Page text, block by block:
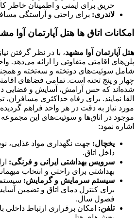
حریق برای ایمنی و اطمینان خاطر
لاندری: برای راحتی و آراستگی
امکانات اتاق ها هتل آپارتمان آوا
هتل آپارتمان آوا مشهد، با در نظر گرفتن
پلن‌های اقامتی متفاوتی را ارائه می‌دهد.
شامل سوئیت‌های دوتخته و سه‌تخته و
چهار و پنج تخته است. تمامی فضاهای
شده‌اند که حس آرامش، آسایش و فضایی
القا نمایند. برای رفاه حداکثری
مورد نیاز به دقت در هر واحد فراهم
موجود در اتاق‌ها و سوئیت‌های این مجموعه
اشاره نمود:
یخچال: جهت نگهداری مواد غذایی،
داخل اتاق.
سرویس بهداشتی ایرانی و فرنگی:
بهداشتی برای راحتی و انتخاب
سیستم سرمایش و گرمایش:
برای کنترل دمای اتاق و تضمین
فصول سال.
تلفن: امکان برقراری ارتباط داخلی